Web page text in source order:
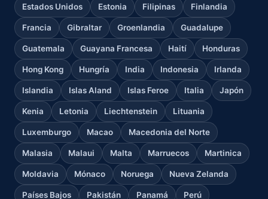
Estados Unidos Estonia Filipinas Finlandia
Francia Gibraltar Groenlandia Guadalupe
Guatemala Guayana Francesa Haití Honduras
Hong Kong Hungría India Indonesia Irlanda
Islandia Islas Aland Islas Feroe Italia Japón
Kenia Letonia Liechtenstein Lituania
Luxemburgo Macao Macedonia del Norte
Malasia Malaui Malta Marruecos Martinica
Moldavia Mónaco Noruega Nueva Zelanda
Países Bajos Pakistán Panamá Perú